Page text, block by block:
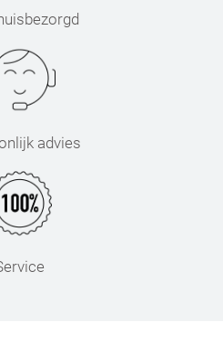
advies